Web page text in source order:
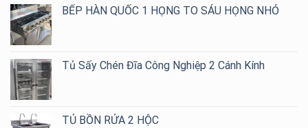
BẾP HÀN QUỐC 1 HỌNG TO SÁU HỌNG NHỎ
Tủ Sấy Chén Đĩa Công Nghiệp 2 Cánh Kính
TỦ BỒN RỬA 2 HỘC